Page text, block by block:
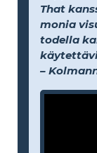
That
monia
todella
–